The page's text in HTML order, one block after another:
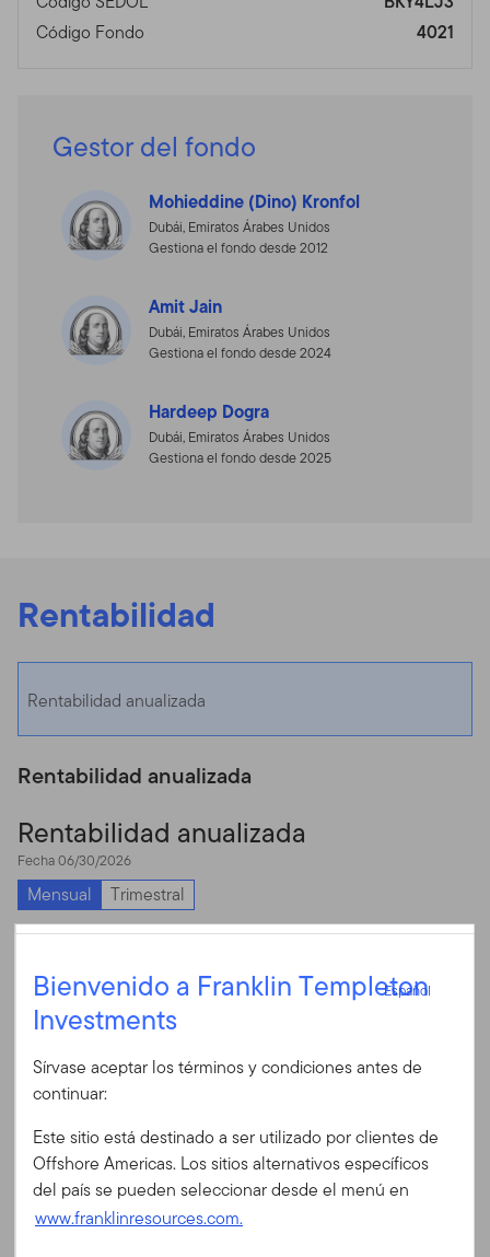
Iniciar sesión
ID de usuario
Contraseña
Código Fondo
4021
Gestor del fondo
Mohieddine (Dino) Kronfol
Dubái, Emiratos Árabes Unidos
Gestiona el fondo desde 2012
Amit Jain
Dubái, Emiratos Árabes Unidos
Gestiona el fondo desde 2024
Hardeep Dogra
Dubái, Emiratos Árabes Unidos
Gestiona el fondo desde 2025
Rentabilidad
Rentabilidad anualizada
Rentabilidad anualizada
Rentabilidad anualizada
Fecha 06/30/2026
Mensual
Trimestral
Chart
Bar chart with 2 data series.
The chart has 1 X axis displaying categories.
The chart has 1 Y axis displaying values. Data ranges from
1
2
3
5
Bienvenido a Franklin Templeton
Investments
Español
Sírvase aceptar los términos y condiciones antes de
continuar:
Este sitio está destinado a ser utilizado por clientes de
Offshore Americas. Los sitios alternativos específicos
del país se pueden seleccionar desde el menú en
www.franklinresources.com.